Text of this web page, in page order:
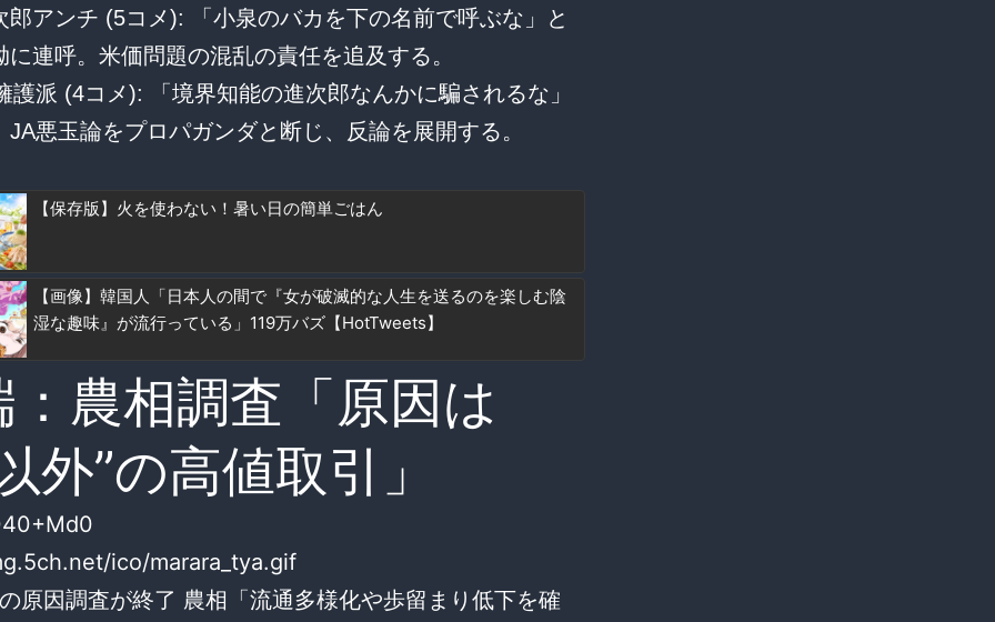
郎アンチ (5コメ): 「小泉のバカを下の名前で呼ぶな」と
に連呼。米価問題の混乱の責任を追及する。
護派 (4コメ): 「境界知能の進次郎なんかに騙されるな」
JA悪玉論をプロパガンダと断じ、反論を展開する。
【保存版】火を使わない！暑い日の簡単ごはん
【画像】韓国人「日本人の間で『女が破滅的な人生を送るのを楽しむ陰
湿な趣味』が流行っている」119万バズ【HotTweets】
：農相調査「原因は
外”の高値取引」
ico/marara_tya.gif
原因調査が終了 農相「流通多様化や歩留まり低下を確